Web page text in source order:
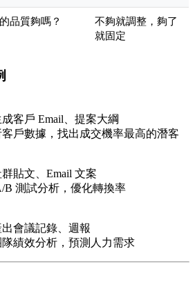
品質夠嗎？
不夠就調整，夠了
就固定
客戶 Email、提案大綱
戶數據，找出成交機率最高的潛客
貼文、Email 文案
B 測試分析，優化轉換率
會議記錄、週報
績效分析，預測人力需求